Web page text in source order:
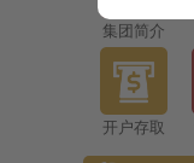
集团简介
开户存取